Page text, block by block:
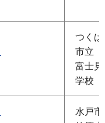
つく
市立
富士
学校
水戸